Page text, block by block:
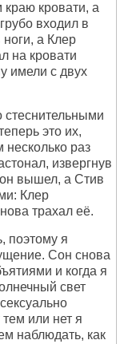
краю кровати, а
входил в
а Клер
на кровати
имели с двух
стеснительными
это их,
несколько раз
извергнув
он вышел, а Стив
Клер
трахал её.
поэтому я
Сон снова
и когда я
свет
или нет я
наблюдать, как